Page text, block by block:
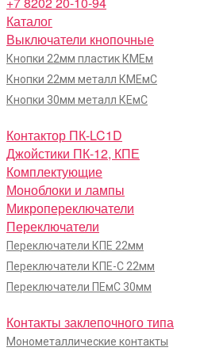
Каталог
Выключатели кнопочные
Кнопки 22мм пластик КМЕм
Кнопки 22мм металл КМЕмС
Кнопки 30мм металл КЕмС
Контактор ПК-LC1D
Джойстики ПК-12, КПЕ
Комплектующие
Моноблоки и лампы
Микропереключатели
Переключатели
Переключатели КПЕ 22мм
Переключатели КПЕ-С 22мм
Переключатели ПЕмС 30мм
Контакты заклепочного типа
Монометаллические контакты